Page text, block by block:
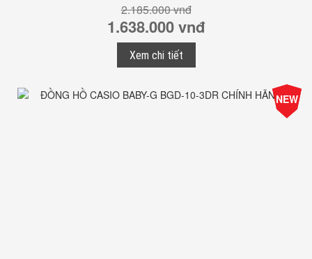
2.185.000 vnđ
1.638.000 vnđ
Xem chi tiết
-25%
Giá
NEW